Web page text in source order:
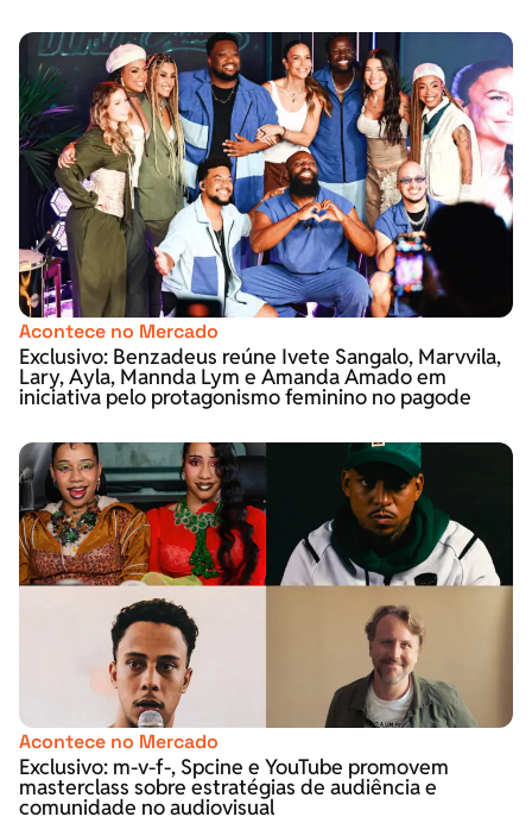
Acontece no Mercado
Exclusivo: Benzadeus reúne Ivete Sangalo, Marvvila,
Lary, Ayla, Mannda Lym e Amanda Amado em
iniciativa pelo protagonismo feminino no pagode
Acontece no Mercado
Exclusivo: m-v-f-, Spcine e YouTube promovem
masterclass sobre estratégias de audiência e
comunidade no audiovisual